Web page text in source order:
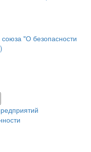
"О безопасности